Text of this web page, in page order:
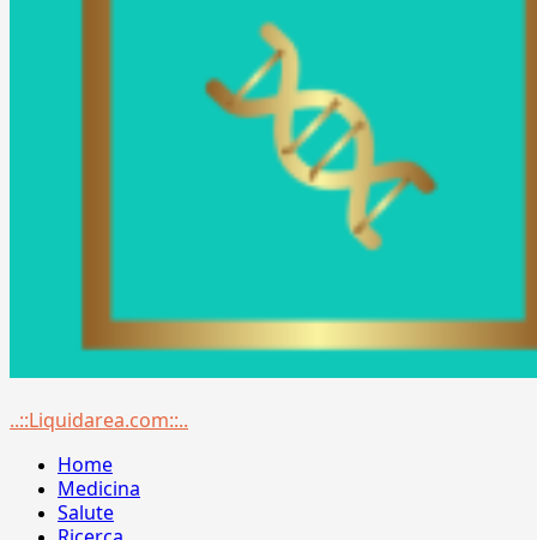
Menu
..::Liquidarea.com::..
Home
Medicina
Salute